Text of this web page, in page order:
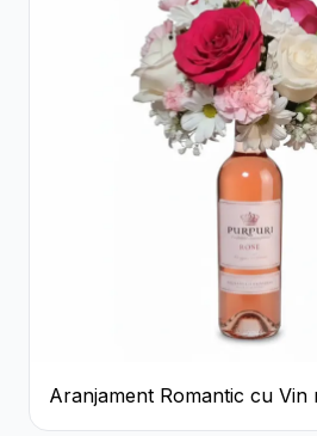
Aranjament Romantic cu Vin
Flori pastel